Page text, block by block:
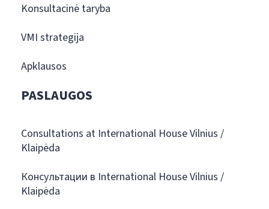
Konsultacinė taryba
VMI strategija
Apklausos
PASLAUGOS
Consultations at International House Vilnius /
Klaipėda
Консультации в International House Vilnius /
Klaipėda